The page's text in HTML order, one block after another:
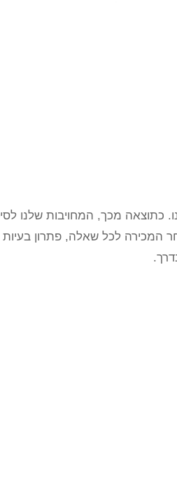
כתוצאה מכך, המחויבות שלנו
לכל שאלה, פתרון בעיות